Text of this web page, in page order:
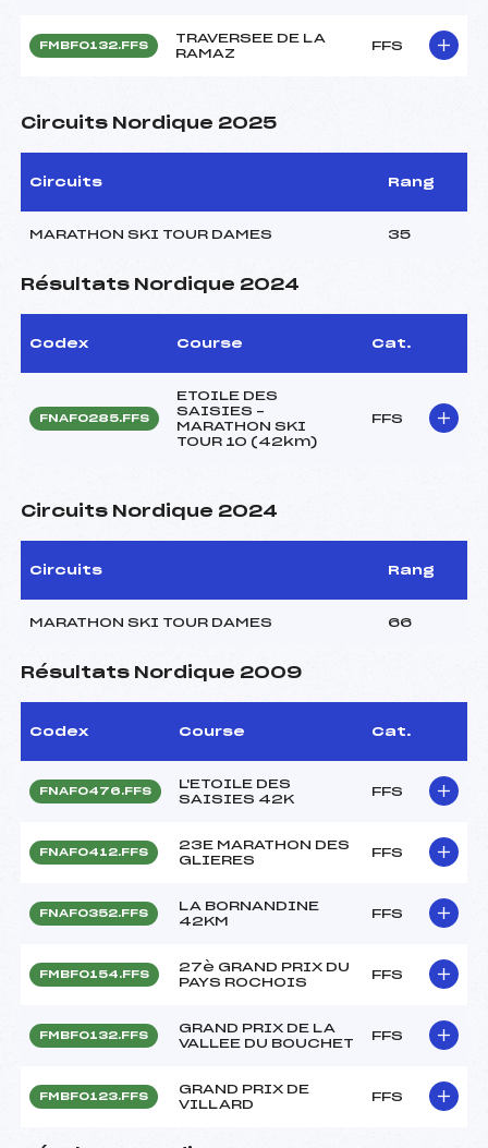
FMBF0132.FFS
TRAVERSEE DE LA
RAMAZ
FFS
Circuits Nordique 2025
Circuits Rang
MARATHON SKI TOUR DAMES 35
Résultats Nordique 2024
Codex Course Cat.
FNAF0285.FFS
ETOILE DES
SAISIES –
MARATHON SKI
TOUR 10 (42km)
FFS
Circuits Nordique 2024
Circuits Rang
MARATHON SKI TOUR DAMES 66
Résultats Nordique 2009
Codex Course Cat.
FNAF0476.FFS
L'ETOILE DES
SAISIES 42K
FFS
FNAF0412.FFS
23E MARATHON DES
GLIERES
FFS
FNAF0352.FFS
LA BORNANDINE
42KM
FFS
FMBF0154.FFS
27è GRAND PRIX DU
PAYS ROCHOIS
FFS
FMBF0132.FFS
GRAND PRIX DE LA
VALLEE DU BOUCHET
FFS
FMBF0123.FFS
GRAND PRIX DE
VILLARD
FFS